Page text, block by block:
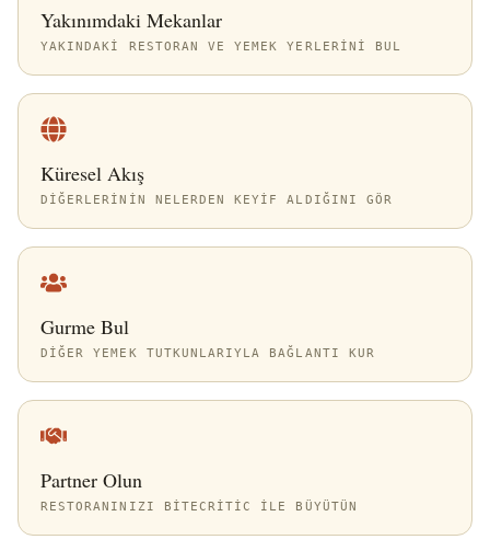
Yakınımdaki Mekanlar
YAKINDAKI RESTORAN VE YEMEK YERLERINI BUL
Küresel Akış
DIĞERLERININ NELERDEN KEYIF ALDIĞINI GÖR
Gurme Bul
DIĞER YEMEK TUTKUNLARIYLA BAĞLANTI KUR
Partner Olun
RESTORANINIZI BITECRITIC ILE BÜYÜTÜN